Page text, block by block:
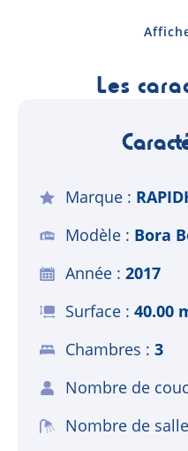
Les
Marque
Modèle
Bora
Année
2017
Surface
40.00
Chambres
3
Nombre de
Nombre de